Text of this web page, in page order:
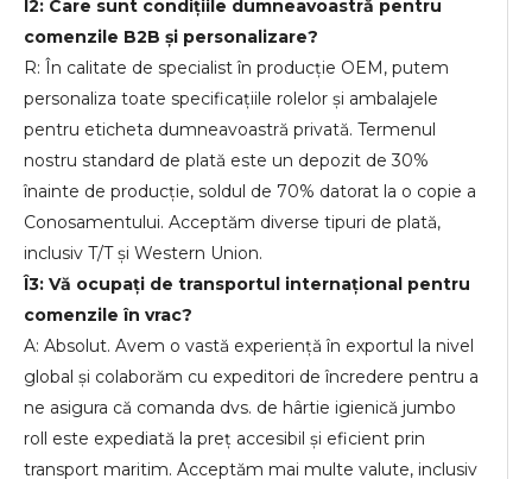
Î2: Care sunt condițiile dumneavoastră pentru
comenzile B2B și personalizare?
R: În calitate de specialist în producție OEM, putem
personaliza toate specificațiile rolelor și ambalajele
pentru eticheta dumneavoastră privată. Termenul
nostru standard de plată este un depozit de 30%
înainte de producție, soldul de 70% datorat la o copie a
Conosamentului. Acceptăm diverse tipuri de plată,
inclusiv T/T și Western Union.
Î3: Vă ocupați de transportul internațional pentru
comenzile în vrac?
A: Absolut. Avem o vastă experiență în exportul la nivel
global și colaborăm cu expeditori de încredere pentru a
ne asigura că comanda dvs. de hârtie igienică jumbo
roll este expediată la preț accesibil și eficient prin
transport maritim. Acceptăm mai multe valute, inclusiv